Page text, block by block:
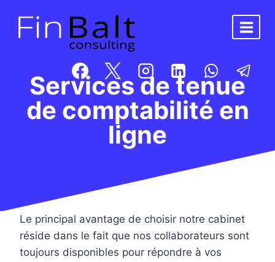
contenu
Services de tenue
de comptabilité en
ligne
Le principal avantage de choisir notre cabinet
réside dans le fait que nos collaborateurs sont
toujours disponibles pour répondre à vos